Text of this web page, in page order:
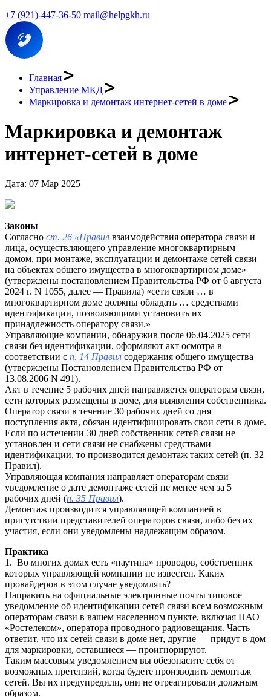
+7 (921)-447-36-50 mail@helpgkh.ru
Главная
Управление МКД
Маркировка и демонтаж интернет-сетей в доме
Маркировка и демонтаж
интернет-сетей в доме
Дата: 07 Мар 2025
Законы
Согласно ст. 26 «Правил взаимодействия оператора связи и
лица, осуществляющего управление многоквартирным
домом, при монтаже, эксплуатации и демонтаже сетей связи
на объектах общего имущества в многоквартирном доме»
(утверждены постановлением Правительства РФ от 6 августа
2024 г. N 1055, далее — Правила) «сети связи … в
многоквартирном доме должны обладать … средствами
идентификации, позволяющими установить их
принадлежность оператору связи.»
Управляющие компании, обнаружив после 06.04.2025 сети
связи без идентификации, оформляют акт осмотра в
соответствии с п. 14 Правил содержания общего имущества
(утверждены Постановлением Правительства РФ от
13.08.2006 N 491).
Акт в течение 5 рабочих дней направляется операторам связи,
сети которых размещены в доме, для выявления собственника.
Оператор связи в течение 30 рабочих дней со дня
поступления акта, обязан идентифицировать свои сети в доме.
Если по истечении 30 дней собственник сетей связи не
установлен и сети связи не снабжены средствами
идентификации, то производится демонтаж таких сетей (п. 32
Правил).
Управляющая компания направляет операторам связи
уведомление о дате демонтаже сетей не менее чем за 5
рабочих дней (п. 35 Правил).
Демонтаж производится управляющей компанией в
присутствии представителей операторов связи, либо без их
участия, если они уведомлены надлежащим образом.
Практика
1. Во многих домах есть «паутина» проводов, собственник
которых управляющей компании не известен. Каких
провайдеров в этом случае уведомлять?
Направить на официальные электронные почты типовое
уведомление об идентификации сетей связи всем возможным
операторам связи в вашем населенном пункте, включая ПАО
«Ростелеком», оператора проводного радиовещания. Часть
ответит, что их сетей связи в доме нет, другие — придут в дом
для маркировки, оставшиеся — проигнорируют.
Таким массовым уведомлением вы обезопасите себя от
возможных претензий, когда будете производить демонтаж
сетей. Вы их предупредили, они не отреагировали должным
образом.